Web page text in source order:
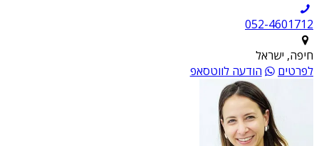
052-4601712
חיפה, ישראל
לפרטים
הודעה לווטסאפ